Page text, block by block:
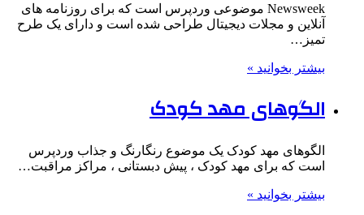
Newsweek موضوعی وردپرس است که برای روزنامه های
آنلاین و مجلات دیجیتال طراحی شده است و دارای یک طرح
تمیز…
بیشتر بخوانید »
الگوهای مهد کودک
الگوهای مهد کودک یک موضوع رنگارنگ و جذاب وردپرس
است که برای مهد کودک ، پیش دبستانی ، مراکز مراقبت…
بیشتر بخوانید »